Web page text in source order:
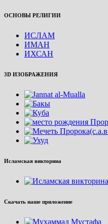
ОСНОВЫ РЕЛИГИИ
ИСЛАМ
ИМАН
ИХСАН
3D ИЗОБРАЖЕНИЯ
Исламская викторина
Скачать наше приложение